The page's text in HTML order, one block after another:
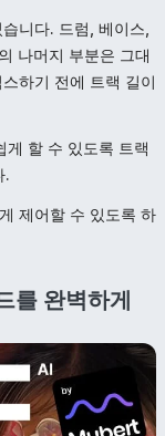
니다. 드럼, 베이스,
나머지 부분은 그대
하기 전에 트랙 길이
게 할 수 있도록 트랙
.
제어할 수 있도록 하
를 완벽하게